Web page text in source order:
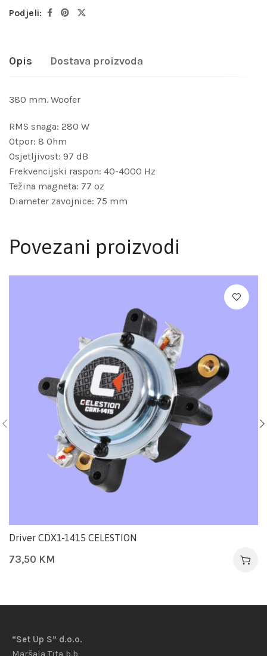
Podjeli:
Opis Dostava proizvoda
380 mm. Woofer
RMS snaga: 280 W
Otpor: 8 Ohm
Osjetljivost: 97 dB
Frekvencijski raspon: 40-4000 Hz
Težina magneta: 77 oz
Diameter zavojnice: 75 mm
Povezani proizvodi
Driver CDX1-1415 CELESTION
73,50 KM
“Set Up S” d.o.o.
Maršala Tita b.b.